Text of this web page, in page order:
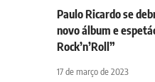
Paulo Ricardo se
novo álbum e
Rock’n’Roll”
17 de março de 2023